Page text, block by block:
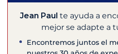
Jean Paul te ayuda a
mejor se adapte a
Encontremos juntos el